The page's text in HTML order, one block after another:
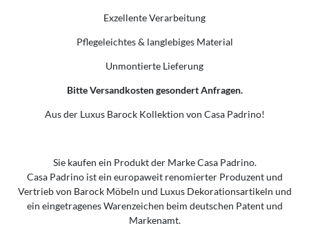
Exzellente Verarbeitung
Pflegeleichtes & langlebiges Material
Unmontierte Lieferung
Bitte Versandkosten gesondert Anfragen.
Aus der Luxus Barock Kollektion von Casa Padrino!
Sie kaufen ein Produkt der Marke Casa Padrino.
Casa Padrino ist ein europaweit renomierter Produzent und
Vertrieb von Barock Möbeln und Luxus Dekorationsartikeln und
ein eingetragenes Warenzeichen beim deutschen Patent und
Markenamt.